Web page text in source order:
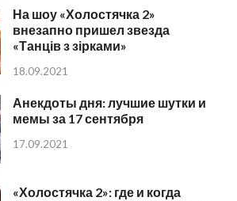
На шоу «Холостячка 2»
внезапно пришел звезда
«Танців з зірками»
18.09.2021
Анекдоты дня: лучшие шутки и
мемы за 17 сентября
17.09.2021
«Холостячка 2»: где и когда